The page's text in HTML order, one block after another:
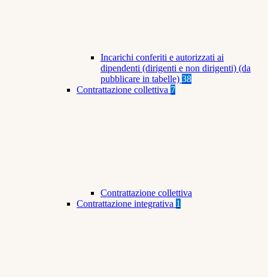
Incarichi conferiti e autorizzati ai
dipendenti (dirigenti e non dirigenti) (da
pubblicare in tabelle) 38
Contrattazione collettiva 7
Contrattazione collettiva
Contrattazione integrativa 1